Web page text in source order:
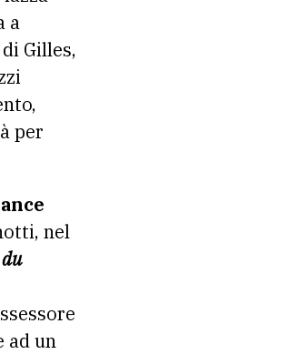
a
Gilles,
per
nel
ad un